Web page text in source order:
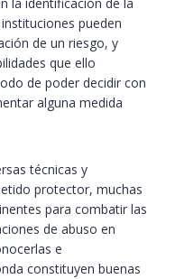
pueden
de un riesgo, y
que ello
de poder decidir con
alguna medida
técnicas y
protector, muchas
para combatir las
de abuso en
e
constituyen buenas